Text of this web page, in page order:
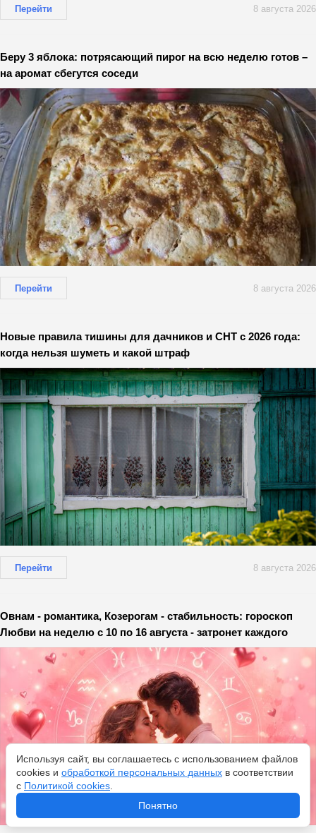
Перейти 8 августа 2026
Беру 3 яблока: потрясающий пирог на всю неделю готов –
на аромат сбегутся соседи
Перейти 8 августа 2026
Новые правила тишины для дачников и СНТ с 2026 года:
когда нельзя шуметь и какой штраф
Перейти 8 августа 2026
Овнам - романтика, Козерогам - стабильность: гороскоп
Любви на неделю с 10 по 16 августа - затронет каждого
Используя сайт, вы соглашаетесь с использованием файлов
cookies и обработкой персональных данных в соответствии
с Политикой cookies
Понятно